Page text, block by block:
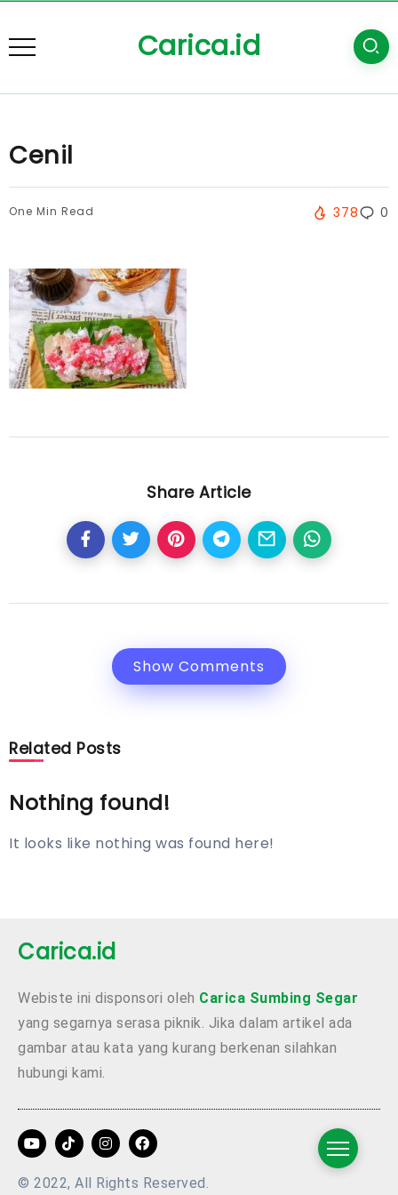
Carica.id
Cenil
One Min Read 378 0
Share Article
Show Comments
Related Posts
Nothing found!
It looks like nothing was found here!
Carica.id
Webiste ini disponsori oleh Carica Sumbing Segar
yang segarnya serasa piknik. Jika dalam artikel ada
gambar atau kata yang kurang berkenan silahkan
hubungi kami.
© 2022, All Rights Reserved.